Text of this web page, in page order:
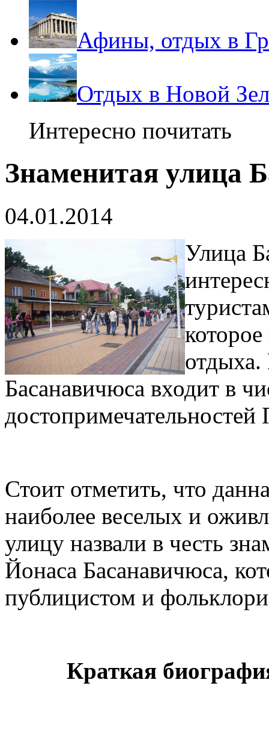
Афины, отдых в
Отдых в Новой
Интересно почитать
Знаменитая улица
04.01.2014
Улица
отдыха.
Басанавичюса входит в
достопримечательностей
Стоит отметить, что
наиболее веселых и
улицу назвали в честь
Йонаса Басанавичюса,
публицистом и
Краткая